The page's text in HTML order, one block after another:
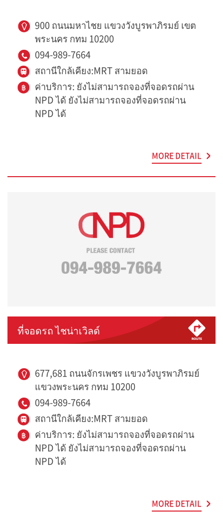
900 ถนนมหาไชย แขวงวังบูรพาภิรมย์ เขต
พระนคร กทม 10200
094-989-7664
สถานีใกล้เคียง:MRT สามยอด
ค่าบริการ: ยังไม่สามารถจองที่จอดรถผ่าน
NPD ได้ ยังไม่สามารถจองที่จอดรถผ่าน
NPD ได้
MORE DETAIL
ที่จอดรถ ไชน่าเวิลด์
677,681 ถนนจักรเพชร แขวงวังบูรพาภิรมย์
แขวงพระนคร กทม 10200
094-989-7664
สถานีใกล้เคียง:MRT สามยอด
ค่าบริการ: ยังไม่สามารถจองที่จอดรถผ่าน
NPD ได้ ยังไม่สามารถจองที่จอดรถผ่าน
NPD ได้
MORE DETAIL